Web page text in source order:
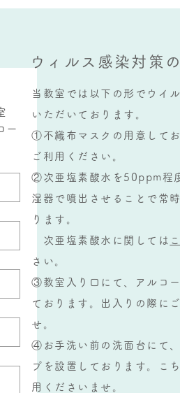
導教室の日常
ー
ウィルス感染対策
当教室では以下の形でウイ
いただいております。
①不織布マスクの用意して
ご利用ください。
②次亜塩素酸水を50ppm程
湿器で噴出させることで常
ります。
次亜塩素酸水に関しては
さい。
③教室入り口にて、アルコー
ております。出入りの際に
せ。
④お手洗い前の洗面台にて
プを設置しております。こ
用くださいませ。